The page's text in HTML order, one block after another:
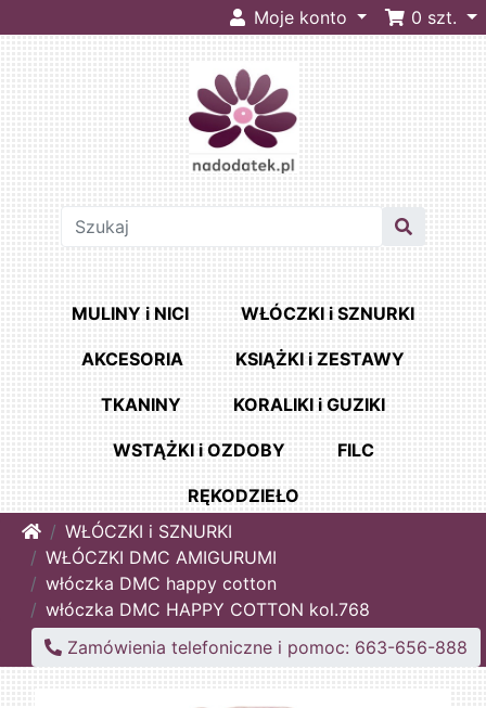
Moje konto 0 szt.
MULINY i NICI WŁÓCZKI i SZNURKI
AKCESORIA KSIĄŻKI i ZESTAWY
TKANINY KORALIKI i GUZIKI
WSTĄŻKI i OZDOBY FILC
RĘKODZIEŁO
HomeWŁÓCZKI i SZNURKI
WŁÓCZKI DMC AMIGURUMI
włóczka DMC happy cotton
włóczka DMC HAPPY COTTON kol.768
Zamówienia telefoniczne i pomoc: 663-656-888